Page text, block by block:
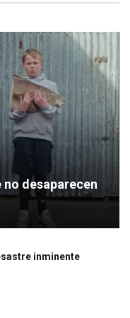
desaparecen
inminente